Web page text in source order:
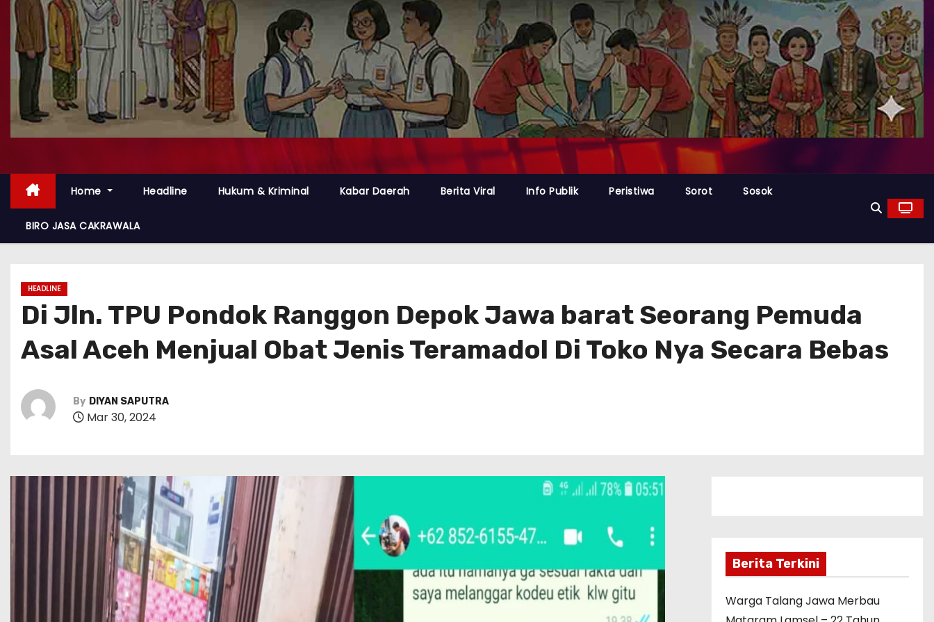
Home Headline Hukum & Kriminal Kabar Daerah Berita Viral Info Publik Peristiwa Sorot Sosok
BIRO JASA CAKRAWALA
HEADLINE
Di Jln. TPU Pondok Ranggon Depok Jawa barat Seorang Pemuda
Asal Aceh Menjual Obat Jenis Teramadol Di Toko Nya Secara Bebas
By DIYAN SAPUTRA
Mar 30, 2024
Berita Terkini
Warga Talang Jawa Merbau